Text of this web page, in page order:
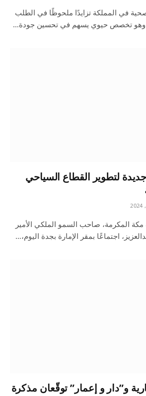
في المملكة تزايدًا ملحوظًا في الطلب
وهو تخصص حيوي يسهم في تحسين جودة…
لتطوير القطاع السياحي
المكرمة، صاحب السمو الملكي الأمير
اجتماعًا بمقر الإمارة بجدة اليوم،…
و”دار و إعمار” توقّعان مذكرة